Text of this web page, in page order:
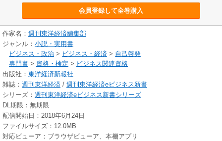
会員登録して全巻購入
作家名： 週刊東洋経済編集部
ジャンル： 小説・実用書
ビジネス・政治 > ビジネス・経済 > 自己啓発
専門書 > 資格・検定 > ビジネス関連資格
出版社： 東洋経済新報社
雑誌： 週刊東洋経済 / 週刊東洋経済eビジネス新書
シリーズ： 週刊東洋経済eビジネス新書シリーズ
DL期限：無期限
配信開始日：2018年6月24日
ファイルサイズ：12.0MB
対応ビューア：ブラウザビューア、本棚アプリ